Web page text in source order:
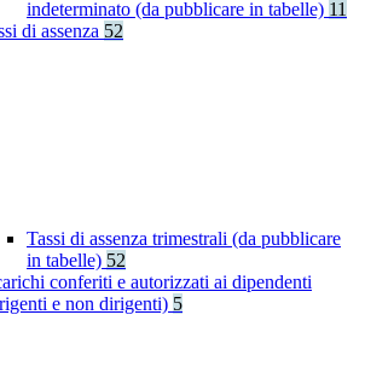
indeterminato (da pubblicare in tabelle) 11
di assenza 52
Tassi di assenza trimestrali (da pubblicare
in tabelle) 52
conferiti e autorizzati ai dipendenti
e non dirigenti) 5